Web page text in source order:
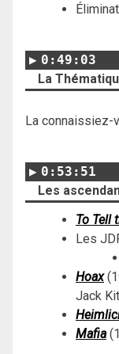
0:49:03
La
La connaissiez-
0:53:51
Les
To Tell
Les
Hoax
Jack
Mafia